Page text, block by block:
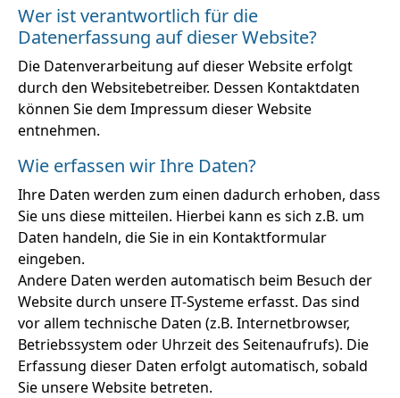
Wer ist verantwortlich für die
Datenerfassung auf dieser Website?
Die Datenverarbeitung auf dieser Website erfolgt
durch den Websitebetreiber. Dessen Kontaktdaten
können Sie dem Impressum dieser Website
entnehmen.
Wie erfassen wir Ihre Daten?
Ihre Daten werden zum einen dadurch erhoben, dass
Sie uns diese mitteilen. Hierbei kann es sich z.B. um
Daten handeln, die Sie in ein Kontaktformular
eingeben.
Andere Daten werden automatisch beim Besuch der
Website durch unsere IT-Systeme erfasst. Das sind
vor allem technische Daten (z.B. Internetbrowser,
Betriebssystem oder Uhrzeit des Seitenaufrufs). Die
Erfassung dieser Daten erfolgt automatisch, sobald
Sie unsere Website betreten.